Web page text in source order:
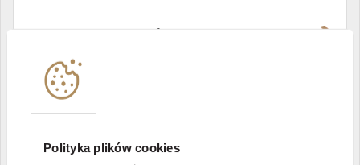
Polityka plików cookies
Instytucje współpracujące